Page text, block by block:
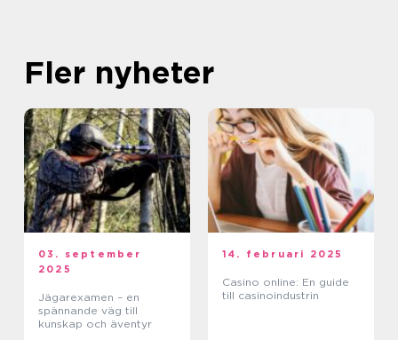
Fler nyheter
03. september
2025
Jägarexamen – en
spännande väg till
kunskap och äventyr
14. februari 2025
Casino online: En guide
till casinoindustrin